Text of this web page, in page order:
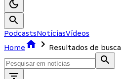
PodcastsNotíciasVídeos
Home
Resultados de busca